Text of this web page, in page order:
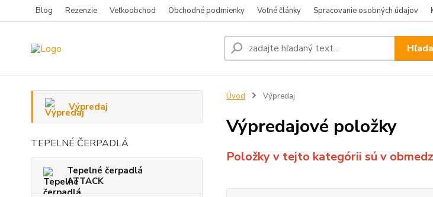
Blog Rezenzie Veľkoobchod Obchodné podmienky Voľné články Spracovanie osobných údajov
Výpredaj
TEPELNÉ ČERPADLÁ
Tepelné čerpadlá
ATTACK
Úvod Výpredaj
Výpredajové položky
Položky v tejto kategórii sú v